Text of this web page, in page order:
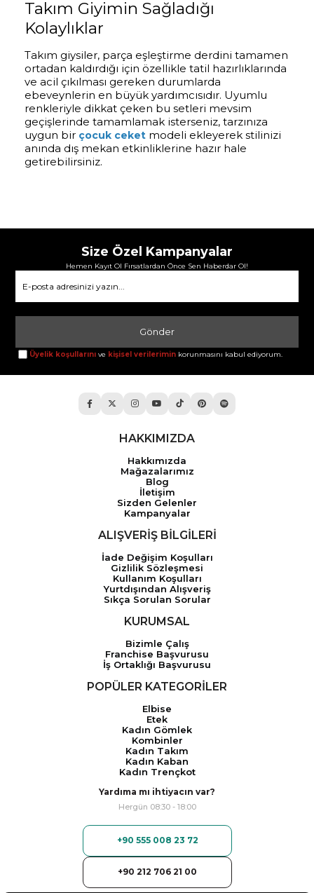
Takım Giyimin Sağladığı
Kolaylıklar
Takım giysiler, parça eşleştirme derdini tamamen
ortadan kaldırdığı için özellikle tatil hazırlıklarında
ve acil çıkılması gereken durumlarda
ebeveynlerin en büyük yardımcısıdır. Uyumlu
renkleriyle dikkat çeken bu setleri mevsim
geçişlerinde tamamlamak isterseniz, tarzınıza
uygun bir çocuk ceket modeli ekleyerek stilinizi
anında dış mekan etkinliklerine hazır hale
getirebilirsiniz.
Size Özel Kampanyalar
Hemen Kayıt Ol Fırsatlardan Önce Sen Haberdar Ol!
Gönder
Üyelik koşullarını ve kişisel verilerimin korunmasını kabul ediyorum.
HAKKIMIZDA
Hakkımızda
Mağazalarımız
Blog
İletişim
Sizden Gelenler
Kampanyalar
ALIŞVERİŞ BİLGİLERİ
İade Değişim Koşulları
Gizlilik Sözleşmesi
Kullanım Koşulları
Yurtdışından Alışveriş
Sıkça Sorulan Sorular
KURUMSAL
Bizimle Çalış
Franchise Başvurusu
İş Ortaklığı Başvurusu
POPÜLER KATEGORİLER
Elbise
Etek
Kadın Gömlek
Kombinler
Kadın Takım
Kadın Kaban
Kadın Trençkot
Yardıma mı ihtiyacın var?
Hergün 08:30 - 18:00
+90 555 008 23 72
+90 212 706 21 00